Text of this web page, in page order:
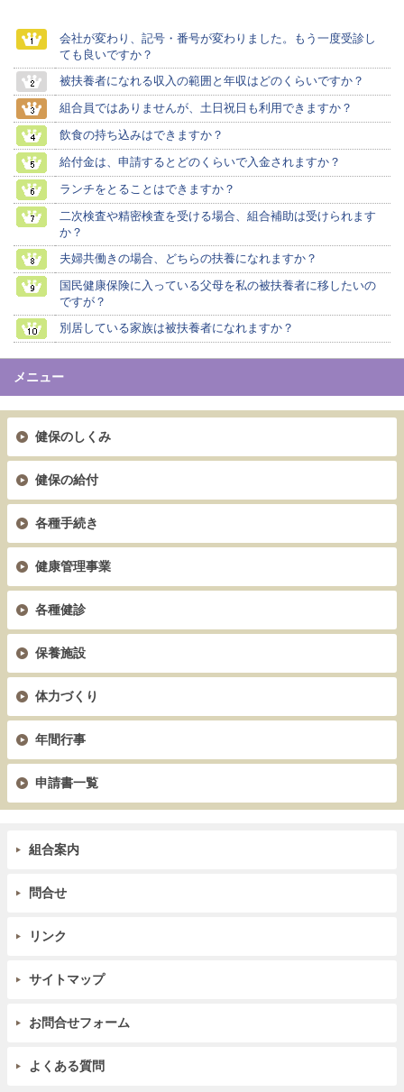
組合案内
問合せ
リンク
サイトマップ
お問合せフォーム
よくある質問
会社が変わり、記号・番号が変わりました。もう一度受診し
ても良いですか？
被扶養者になれる収入の範囲と年収はどのくらいですか？
組合員ではありませんが、土日祝日も利用できますか？
飲食の持ち込みはできますか？
給付金は、申請するとどのくらいで入金されますか？
ランチをとることはできますか？
二次検査や精密検査を受ける場合、組合補助は受けられます
か？
夫婦共働きの場合、どちらの扶養になれますか？
国民健康保険に入っている父母を私の被扶養者に移したいの
ですが？
別居している家族は被扶養者になれますか？
メニュー
健保のしくみ
健保の給付
各種手続き
健康管理事業
各種健診
保養施設
体力づくり
年間行事
申請書一覧